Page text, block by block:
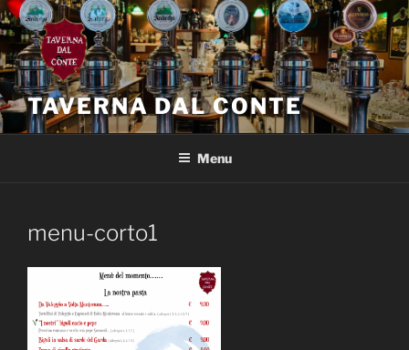
Salta
al
contenuto
TAVERNA DAL CONTE
Menu
menu-corto1